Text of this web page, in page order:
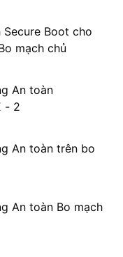
Secure Boot cho
mạch chủ
An toàn
- 2
An toàn trên bo
An toàn Bo mạch